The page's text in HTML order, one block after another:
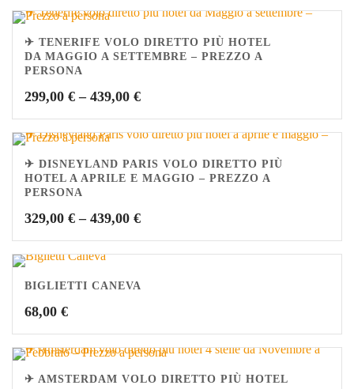
✈ TENERIFE VOLO DIRETTO PIÙ HOTEL
DA MAGGIO A SETTEMBRE – PREZZO A
PERSONA
299,00 € – 439,00 €
✈ DISNEYLAND PARIS VOLO DIRETTO PIÙ
HOTEL A APRILE E MAGGIO – PREZZO A
PERSONA
329,00 € – 439,00 €
BIGLIETTI CANEVA
68,00 €
✈ AMSTERDAM VOLO DIRETTO PIÙ HOTEL